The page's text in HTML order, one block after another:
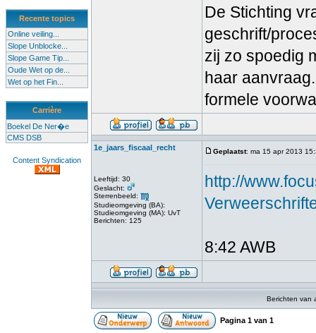
Recente topics
Online veiling...
Slope Unblocke...
Slope Game Tip...
Oude Wet op de...
Wet op het Fin...
Carrière
Boekel De Ner�e
CMS DSB
Content Syndication
De Stichting
geschrift/
zij zo spoedig
haar
formele
1e_jaars_fiscaal_recht
Leeftijd: 30
Geslacht:
Sterrenbeeld:
Studieomgeving (BA):
Studieomgeving (MA): UvT
Berichten: 125
Geplaatst: ma 15 apr 2013
http://
8:42 AWB
Berichten van
Pagina 1 van 1